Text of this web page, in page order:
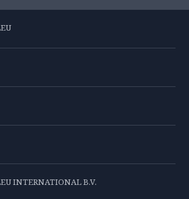
INTERNATIONAL B.V.